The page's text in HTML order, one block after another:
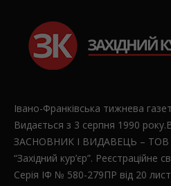
Івано-Франківська тижнева
Видається з 3 серпня 1990
ЗАСНОВНИК І ВИДАВЕЦЬ – ТОВ
“Західний кур’єр”. Реєстраційне
Серія ІФ № 580-279ПР від 20